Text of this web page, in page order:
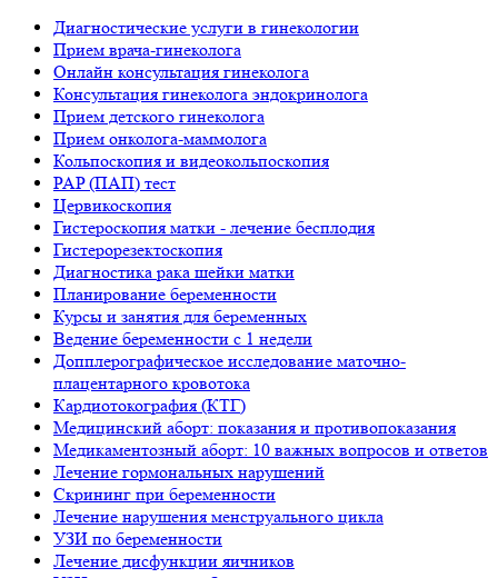
Диагностические услуги в гинекологии
Прием врача-гинеколога
Онлайн консультация гинеколога
Консультация гинеколога эндокринолога
Прием детского гинеколога
Прием онколога-маммолога
Кольпоскопия и видеокольпоскопия
PAP (ПАП) тест
Цервикоскопия
Гистероскопия матки - лечение бесплодия
Гистерорезектоскопия
Диагностика рака шейки матки
Планирование беременности
Курсы и занятия для беременных
Ведение беременности с 1 недели
Допплерографическое исследование маточно-
плацентарного кровотока
Кардиотокография (КТГ)
Медицинский аборт: показания и противопоказания
Медикаментозный аборт: 10 важных вопросов и ответов
Лечение гормональных нарушений
Скрининг при беременности
Лечение нарушения менструального цикла
УЗИ по беременности
Лечение дисфункции яичников